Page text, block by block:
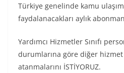
Türkiye genelinde kamu
faydalanacakları aylık
Yardımcı Hizmetler Sınıfı
durumlarına göre diğer hizmet
atanmalarını İSTİYORUZ.